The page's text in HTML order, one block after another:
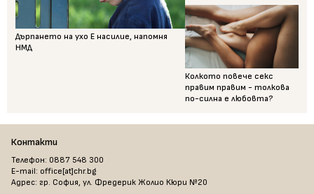
Дърпането на ухо Е насилие, напомня
НМД
Колкото повече секс
правим правим - толкова
по-силна е любовта?
Контакти
Телефон: 0887 548 300
E-mail: office[at]chr.bg
Адрес: гр. София, ул. Фредерик Жолио Кюри №20